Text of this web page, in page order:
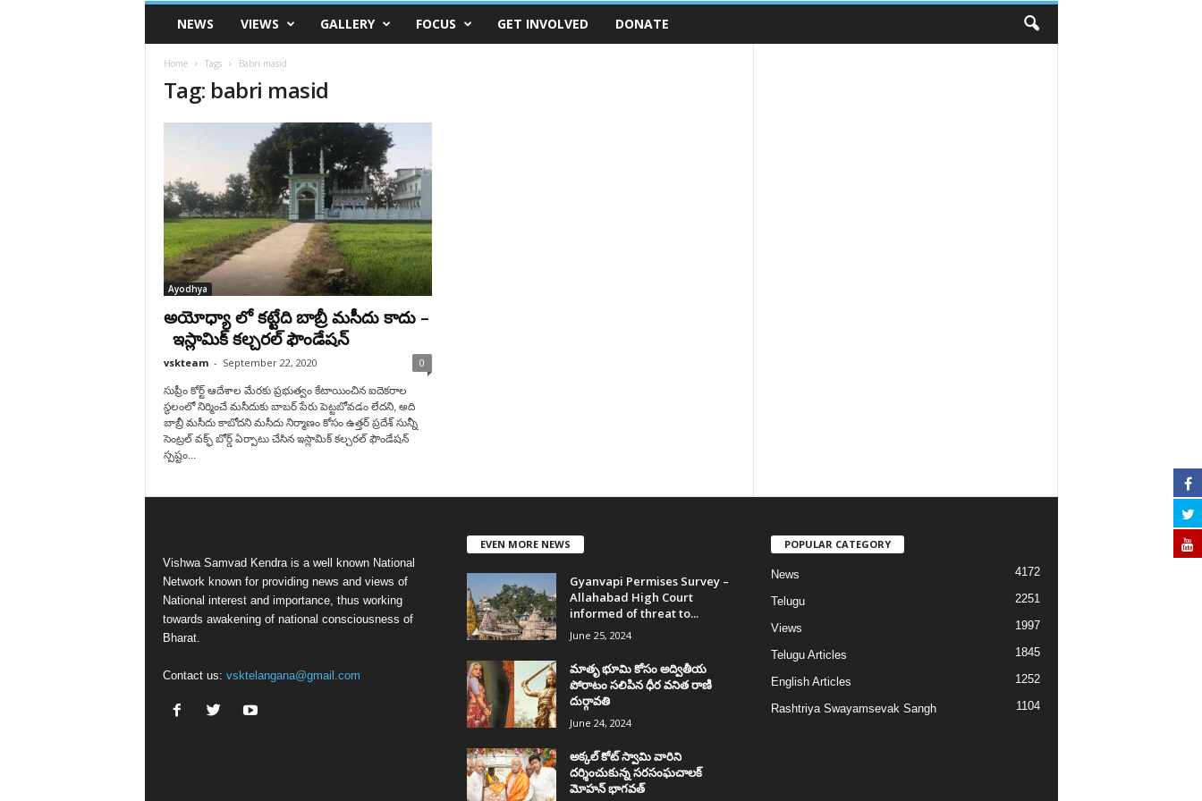
VSK
TelanganaNEWS VIEWS GALLERY FOCUS GET INVOLVED DONATE
Home Tags Babri masid
Tag: babri masid
Ayodhya
అయోధ్యా లో కట్టేది బాబ్రీ మసీదు కాదు –
ఇస్లామిక్ కల్చరల్ ఫౌండేషన్
vskteam - September 22, 2020 0
సుప్రీం కోర్ట్ ఆదేశాల మేరకు ప్రభుత్వం కేటాయించిన ఐదెకరాల
స్థలంలో నిర్మించే మసీదుకు బాబర్ పేరు పెట్టబోవడం లేదని, అది
బాబ్రీ మసీదు కాబోదని మసీదు నిర్మాణం కోసం ఉత్తర్ ప్రదేశ్ సున్నీ
సెంట్రల్ వక్ఫ్ బోర్డ్ ఏర్పాటు చేసిన ఇస్లామిక్ కల్చరల్ ఫౌండేషన్
స్పష్టం...
Vishwa Samvad Kendra is a well known National
Network known for providing news and views of
National interest and importance, thus working
towards awakening of national consciousness of
Bharat.
Contact us: vsktelangana@gmail.com
EVEN MORE NEWS
Gyanvapi Permises Survey –
Allahabad High Court
informed of threat to...
June 25, 2024
మాతృ భూమి కోసం అద్వితీయ
పోరాటం సలిపిన ధీర వనిత రాణి
దుర్గావతి
June 24, 2024
అక్కల్‌ కోట్‌ స్వామి వారిని
దర్శించుకున్న సరసంఘచాలక్
మోహన్ భాగవత్
POPULAR CATEGORY
News 4172
Telugu 2251
Views 1997
Telugu Articles 1845
English Articles 1252
Rashtriya Swayamsevak Sangh 1104